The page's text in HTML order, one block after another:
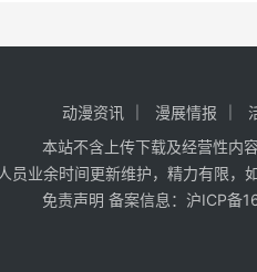
动漫资讯 漫展情报
本站不含上传下载及经营性内
员业余时间更新维护，精力有限
免责声明 备案信息： 沪ICP备